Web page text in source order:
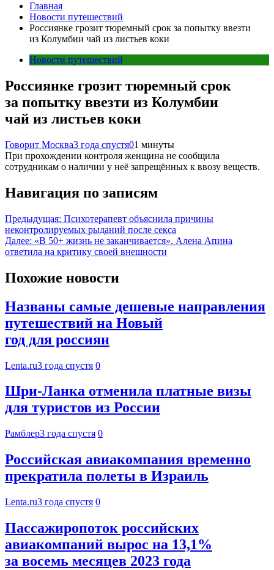
Главная
Новости путешествий
Россиянке грозит тюремный срок за попытку ввезти
из Колумбии чай из листьев коки
Новости путешествий
Россиянке грозит тюремный срок
за попытку ввезти из Колумбии
чай из листьев коки
Говорит Москва3 года спустя01 минуты
При прохождении контроля женщина не сообщила
сотрудникам о наличии у неё запрещённых к ввозу веществ.
Навигация по записям
Предыдущая: Психотерапевт объяснила причины
неконтролируемых рыданий после секса
Далее: «В 50+ жизнь не заканчивается». Алена Апина
ответила на критику своей внешности
Похожие новости
Названы самые дешевые направления
путешествий на Новый
год для россиян
Lenta.ru3 года спустя 0
Шри-Ланка отменила платные визы
для туристов из России
Рамблер3 года спустя 0
Российская авиакомпания временно
прекратила полеты в Израиль
Lenta.ru3 года спустя 0
Пассажиропоток российских
авиакомпаний вырос на 13,1%
за восемь месяцев 2023 года